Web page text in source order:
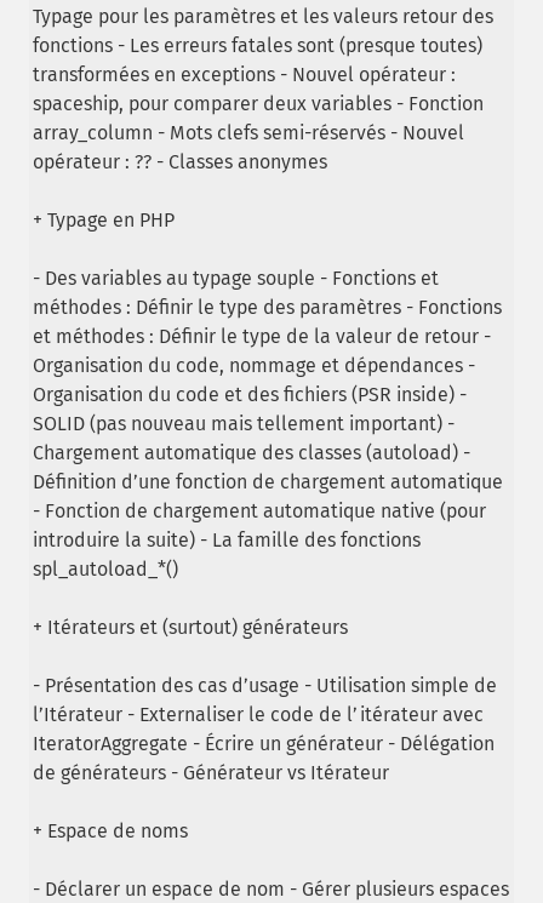
Typage pour les paramètres et les valeurs retour des
fonctions - Les erreurs fatales sont (presque toutes)
transformées en exceptions - Nouvel opérateur :
spaceship, pour comparer deux variables - Fonction
array_column - Mots clefs semi-réservés - Nouvel
opérateur : ?? - Classes anonymes
+ Typage en PHP
- Des variables au typage souple - Fonctions et
méthodes : Définir le type des paramètres - Fonctions
et méthodes : Définir le type de la valeur de retour -
Organisation du code, nommage et dépendances -
Organisation du code et des fichiers (PSR inside) -
SOLID (pas nouveau mais tellement important) -
Chargement automatique des classes (autoload) -
Définition d’une fonction de chargement automatique
- Fonction de chargement automatique native (pour
introduire la suite) - La famille des fonctions
spl_autoload_*()
+ Itérateurs et (surtout) générateurs
- Présentation des cas d’usage - Utilisation simple de
l’Itérateur - Externaliser le code de l’itérateur avec
IteratorAggregate - Écrire un générateur - Délégation
de générateurs - Générateur vs Itérateur
+ Espace de noms
- Déclarer un espace de nom - Gérer plusieurs espaces